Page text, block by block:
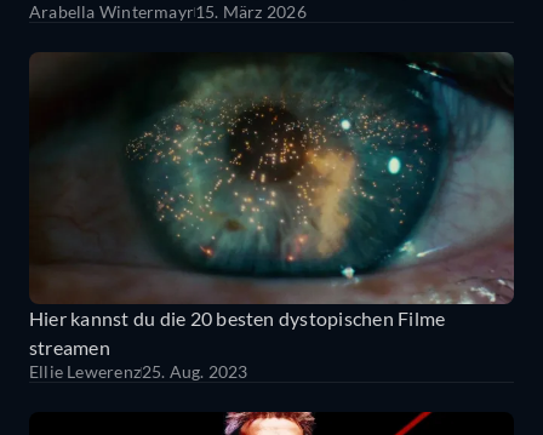
Arabella Wintermayr15. März 2026
Hier kannst du die 20 besten dystopischen Filme
streamen
Ellie Lewerenz25. Aug. 2023